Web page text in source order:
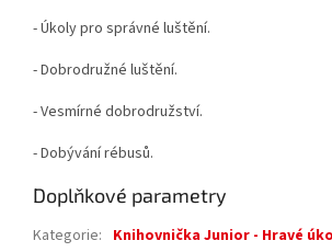
- Úkoly pro správné luštění.
- Dobrodružné luštění.
- Vesmírné dobrodružství.
- Dobývání rébusů.
Doplňkové parametry
Kategorie: Knihovnička Junior - Hravé